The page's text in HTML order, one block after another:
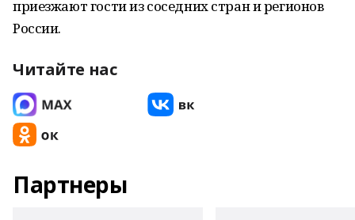
приезжают гости из соседних стран и регионов
России.
Читайте нас
Партнеры